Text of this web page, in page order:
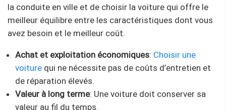
la conduite en ville et de choisir la voiture qui offre le
meilleur équilibre entre les caractéristiques dont vous
avez besoin et le meilleur coût.
Achat et exploitation économiques: Choisir une
voiture qui ne nécessite pas de coûts d’entretien et
de réparation élevés.
Valeur à long terme: Une voiture doit conserver sa
valeur au fil du temps.